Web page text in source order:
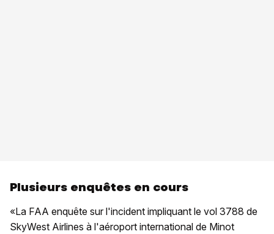
Plusieurs enquêtes en cours
«La FAA enquête sur l'incident impliquant le vol 3788 de
SkyWest Airlines à l'aéroport international de Minot